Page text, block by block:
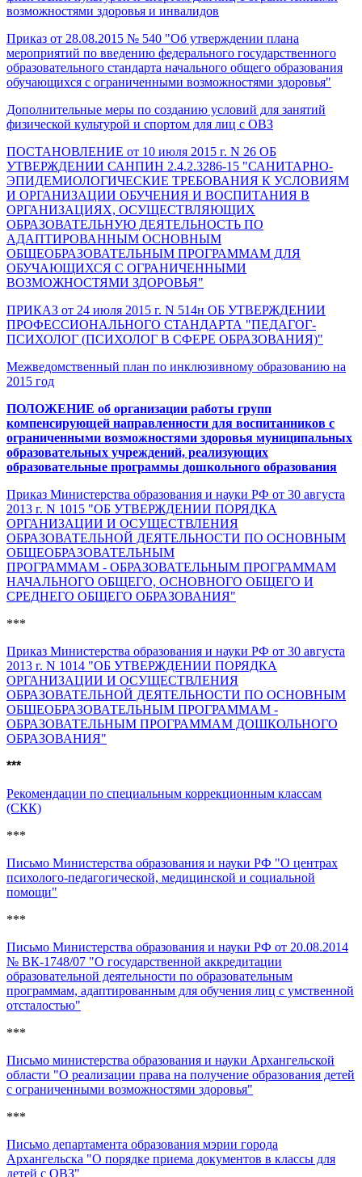
возможностями здоровья и инвалидов
Приказ от 28.08.2015 № 540 "Об утверждении плана
мероприятий по введению федерального государственного
образовательного стандарта начального общего образования
обучающихся с ограниченными возможностями здоровья"
Дополнительные меры по созданию условий для занятий
физической культурой и спортом для лиц с ОВЗ
ПОСТАНОВЛЕНИЕ от 10 июля 2015 г. N 26 ОБ
УТВЕРЖДЕНИИ САНПИН 2.4.2.3286-15 "САНИТАРНО-
ЭПИДЕМИОЛОГИЧЕСКИЕ ТРЕБОВАНИЯ К УСЛОВИЯМ
И ОРГАНИЗАЦИИ ОБУЧЕНИЯ И ВОСПИТАНИЯ В
ОРГАНИЗАЦИЯХ, ОСУЩЕСТВЛЯЮЩИХ
ОБРАЗОВАТЕЛЬНУЮ ДЕЯТЕЛЬНОСТЬ ПО
АДАПТИРОВАННЫМ ОСНОВНЫМ
ОБЩЕОБРАЗОВАТЕЛЬНЫМ ПРОГРАММАМ ДЛЯ
ОБУЧАЮЩИХСЯ С ОГРАНИЧЕННЫМИ
ВОЗМОЖНОСТЯМИ ЗДОРОВЬЯ"
ПРИКАЗ от 24 июля 2015 г. N 514н ОБ УТВЕРЖДЕНИИ
ПРОФЕССИОНАЛЬНОГО СТАНДАРТА "ПЕДАГОГ-
ПСИХОЛОГ (ПСИХОЛОГ В СФЕРЕ ОБРАЗОВАНИЯ)"
Межведомственный план по инклюзивному образованию на
2015 год
ПОЛОЖЕНИЕ об организации работы групп
компенсирующей направленности для воспитанников с
ограниченными возможностями здоровья муниципальных
образовательных учреждений, реализующих
образовательные программы дошкольного образования
Приказ Министерства образования и науки РФ от 30 августа
2013 г. N 1015 "ОБ УТВЕРЖДЕНИИ ПОРЯДКА
ОРГАНИЗАЦИИ И ОСУЩЕСТВЛЕНИЯ
ОБРАЗОВАТЕЛЬНОЙ ДЕЯТЕЛЬНОСТИ ПО ОСНОВНЫМ
ОБЩЕОБРАЗОВАТЕЛЬНЫМ
ПРОГРАММАМ - ОБРАЗОВАТЕЛЬНЫМ ПРОГРАММАМ
НАЧАЛЬНОГО ОБЩЕГО, ОСНОВНОГО ОБЩЕГО И
СРЕДНЕГО ОБЩЕГО ОБРАЗОВАНИЯ"
***
Приказ Министерства образования и науки РФ от 30 августа
2013 г. N 1014 "ОБ УТВЕРЖДЕНИИ ПОРЯДКА
ОРГАНИЗАЦИИ И ОСУЩЕСТВЛЕНИЯ
ОБРАЗОВАТЕЛЬНОЙ ДЕЯТЕЛЬНОСТИ ПО ОСНОВНЫМ
ОБЩЕОБРАЗОВАТЕЛЬНЫМ ПРОГРАММАМ -
ОБРАЗОВАТЕЛЬНЫМ ПРОГРАММАМ ДОШКОЛЬНОГО
ОБРАЗОВАНИЯ"
***
Рекомендации по специальным коррекционным классам
(СКК)
***
Письмо Министерства образования и науки РФ "О центрах
психолого-педагогической, медицинской и социальной
помощи"
***
Письмо Министерства образования и науки РФ от 20.08.2014
№ ВК-1748/07 "О государственной аккредитации
образовательной деятельности по образовательным
программам, адаптированным для обучения лиц с умственной
отсталостью"
***
Письмо министерства образования и науки Архангельской
области "О реализации права на получение образования детей
с ограниченными возможностями здоровья"
***
Письмо департамента образования мэрии города
Архангельска "О порядке приема документов в классы для
детей с ОВЗ"